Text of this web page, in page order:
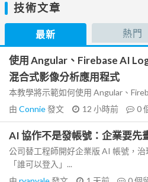
技術文章
最新 熱門
使用 Angular、Firebase AI
混合式影像分析應用程式
本教學將示範如何使用 Angular、
由 Connie發文 12 小時前 0
AI 協作不是發帳號：企業要先
公司替工程師開好企業版 AI 帳號，
「誰可以登入」...